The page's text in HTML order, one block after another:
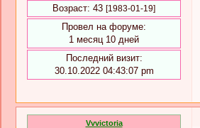
Возраст: 43 [1983-01-19]
Провел на форуме:
1 месяц 10 дней
Последний визит:
30.10.2022 04:43:07 pm
Vvvictoria